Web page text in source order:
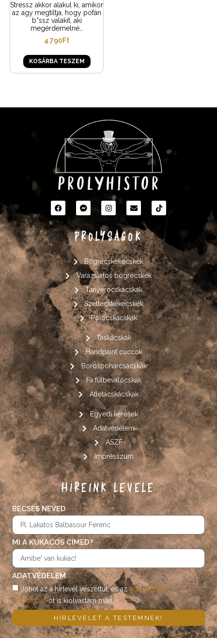
Stressz akkor alakul ki, amikor
az agy megtiltja, hogy pofán
b*ssz valakit, aki
megérdemelné…
4.790Ft
KOSÁRBA TESZEM
PROLYSÁGOK
Bögrécskékecskék
Varázslatos bögrécskék
Tányérocskácskák
Szettecskékecskék
Pólócskácskák
Táskácskák
Handpaint cuccok
Borospohárcsácskák
Fa fülbevalócskák
Atlétácskácskák
Egyedi kérések
Adatvédelem
ÁSZF
Impresszum
HÍREINK LEVELE
BECSES NEVED
MI A KUKACOS CÍMED?
ADATVÉDELEM
Jöhet az a hírlevél veszettül, és azadatvédelmi
nyilatkozat-ot is kiolvastam már!
HÍRLEVELET A TESTEMNEK!